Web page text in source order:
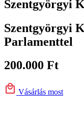
Szentgyörgyi
Szentgyörgyi
Parlamenttel
200.000 Ft
Vásárlás most